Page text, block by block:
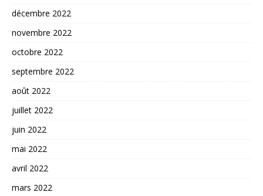
décembre 2022
novembre 2022
octobre 2022
septembre 2022
août 2022
juillet 2022
juin 2022
mai 2022
avril 2022
mars 2022